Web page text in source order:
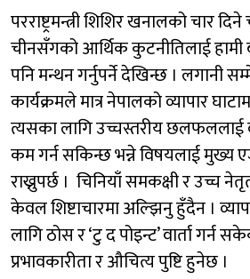
परराष्ट्रमन्त्री शिशिर खनालको चार
चीनसँगको आर्थिक कुटनीतिलाई हामी
पनि मन्थन गर्नुपर्ने देखिन्छ । लगानी
कार्यक्रमले मात्र नेपालको व्यापार
त्यसका लागि उच्चस्तरीय छलफललाई
कम गर्न सकिन्छ भन्ने विषयलाई मुख्य
राख्नुपर्छ । चिनियाँ समकक्षी र उच्च
केवल शिष्टाचारमा अल्झिनु हुँदैन ।
लागि ठोस र ‘टु द पोइन्ट’ वार्ता गर्न
प्रभावकारीता र औचित्य पुष्टि हुनेछ ।